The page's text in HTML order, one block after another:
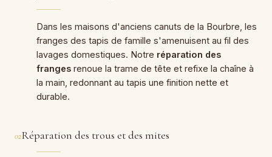
Dans les maisons d'anciens canuts de la Bourbre, les
franges des tapis de famille s'amenuisent au fil des
lavages domestiques. Notre réparation des
franges renoue la trame de tête et refixe la chaîne à
la main, redonnant au tapis une finition nette et
durable.
02Réparation des trous et des mites